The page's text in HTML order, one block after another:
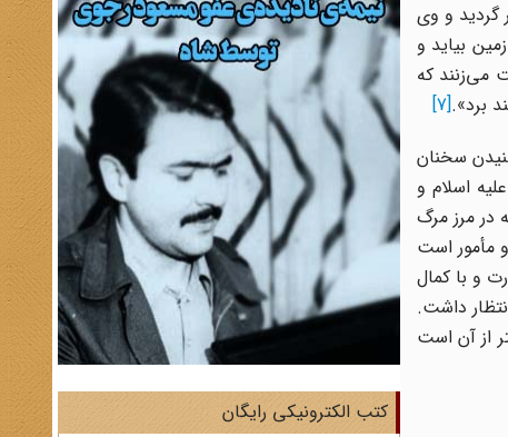
گردید و وی
بیاید و
می‌زنند که
برد».[7]
سخنان
اسلام و
در مرز مرگ
مأمور است
و با کمال
داشت.
از آن است
کتب الکترونیکی رایگان